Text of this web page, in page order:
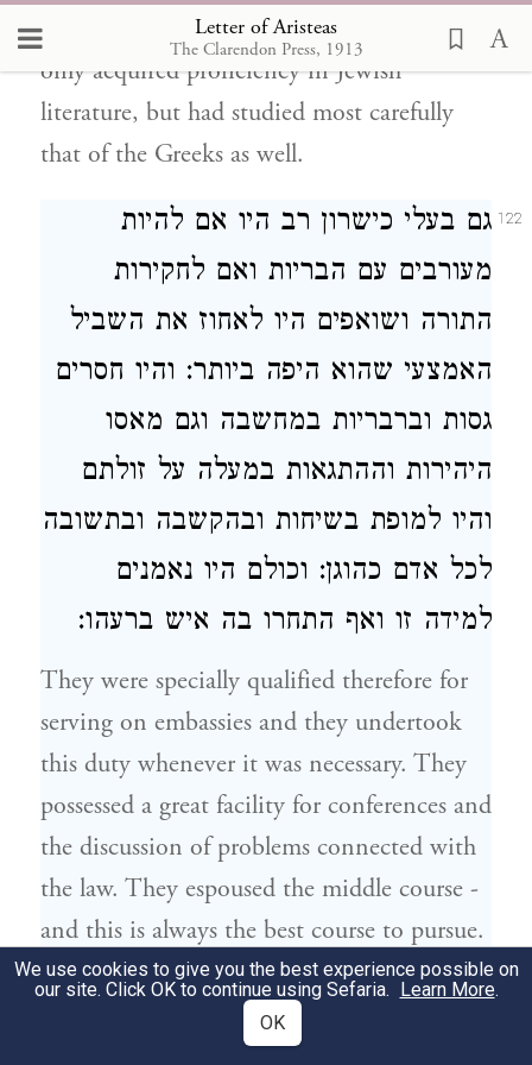
Letter of Aristeas
The Clarendon Press, 1913
parentage. They were men who had not
only acquired proficiency in Jewish
literature, but had studied most carefully
that of the Greeks as well.
122 גם בעלי כישרון רב היו אם להיות
מעורבים עם הבריות ואם לחקירות
התורה ושואפים היו לאחוז את השביל
האמצעי שהוא היפה ביותר: והיו חסרים
גסות וברבריות במחשבה וגם מאסו
היהירות וההתגאות במעלה על זולתם
והיו למופת בשיחות ובהקשבה ובתשובה
לכל אדם כהוגן: וכולם היו נאמנים
למידה זו ואף התחרו בה איש ברעהו:
They were specially qualified therefore for
serving on embassies and they undertook
this duty whenever it was necessary. They
possessed a great facility for conferences and
the discussion of problems connected with
the law. They espoused the middle course -
and this is always the best course to pursue.
They abjured the rough and uncouth
manner, but they were altogether above
pride and never assumed an air of
We use cookies to give you the best experience possible on
our site. Click OK to continue using Sefaria. Learn More.
OK